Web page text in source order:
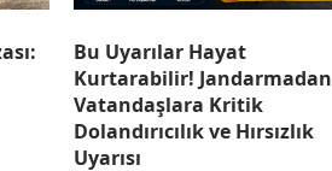
Bu Uyarılar Hayat
Kurtarabilir! Jandarmadan
Vatandaşlara Kritik
Dolandırıcılık ve Hırsızlık
Uyarısı